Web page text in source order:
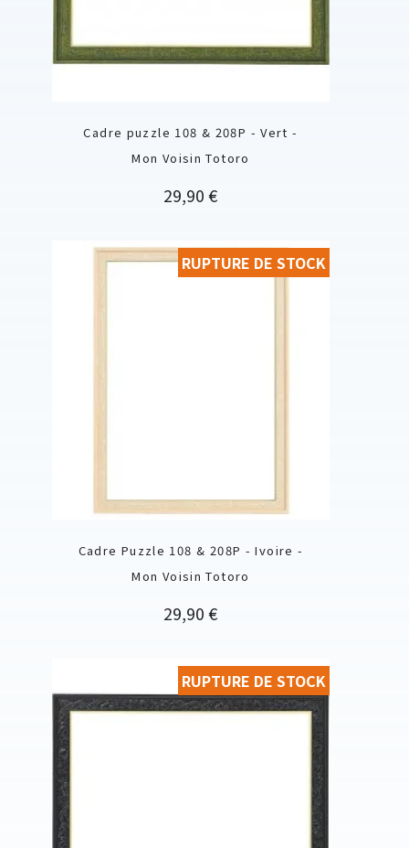
Cadre puzzle 108 & 208P - Vert -
Mon Voisin Totoro
Prix
29,90 €
Cadre Puzzle 108 & 208P - Ivoire -
Mon Voisin Totoro
Prix
29,90 €
RUPTURE DE STOCK
RUPTURE DE STOCK